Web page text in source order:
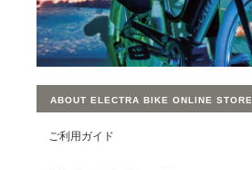
ABOUT ELECTRA BIKE ONLINE STORE
ご利用ガイド